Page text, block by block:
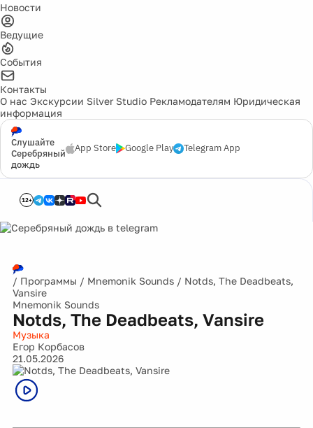
Новости
Ведущие
События
Контакты
О нас Экскурсии Silver Studio Рекламодателям Юридическая
информация
Слушайте
Серебряный
дождь
App Store Google Play Telegram App
12+
/ Программы / Mnemonik Sounds / Notds, The Deadbeats,
Vansire
Mnemonik Sounds
Notds, The Deadbeats, Vansire
Музыка
Егор Корбасов
21.05.2026